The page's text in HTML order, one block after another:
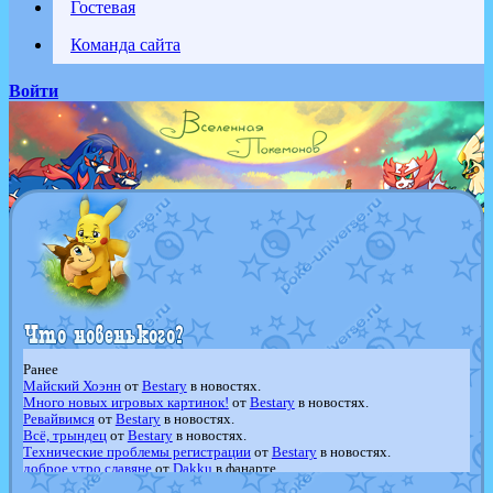
Гостевая
Команда сайта
Войти
Ранее
Майский Хоэннот Bestaryв новостях.
Много новых игровых картинок! от Bestaryв новостях.
Ревайвимсяот Bestaryв новостях.
Всё, трындецот Bestaryв новостях.
Технические проблемы регистрацииот Bestaryв новостях.
доброе утро славянеот Dakku в фанарте.
Йолда и Мимикью отMavisNyanCatв фанарте.